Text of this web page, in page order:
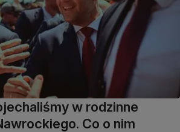
w rodzinne
Co o nim